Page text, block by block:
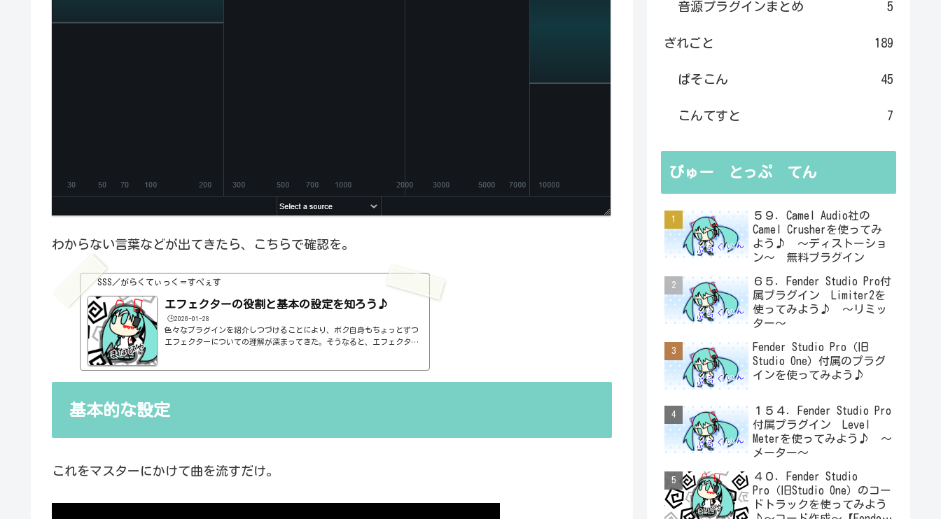
わからない言葉などが出てきたら、こちらで確認を。
SSS／がらくてぃっく＝すぺぇす
エフェクターの役割と基本の設定を知ろう♪
🕒️2026-01-28
色々なプラグインを紹介しつづけることにより、ボク自身もちょっとずつ
エフェクターについての理解が深まってきた。そうなると、エフェクター
説明を毎回書くのも、それはそれで面倒くさい、・・・情報過多で、見に
くいですよね。ということで、基本的な...
基本的な設定
これをマスターにかけて曲を流すだけ。
音源プラグインまとめ 5
ざれごと 189
ぱそこん 45
こんてすと 7
びゅー とっぷ てん
５９．Camel Audio社の
Camel Crusherを使ってみ
よう♪ ～ディストーショ
ン～ 無料プラグイン
６５．Fender Studio Pro付
属プラグイン Limiter2を
使ってみよう♪ ～リミッ
ター～
Fender Studio Pro（旧
Studio One）付属のプラグ
インを使ってみよう♪
１５４．Fender Studio Pro
付属プラグイン Level
Meterを使ってみよう♪ ～
メーター～
４０．Fender Studio
Pro（旧Studio One）のコー
ドトラックを使ってみよう